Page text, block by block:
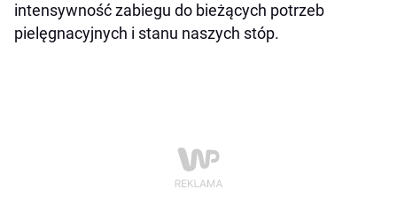
intensywność zabiegu do bieżących potrzeb
pielęgnacyjnych i stanu naszych stóp.